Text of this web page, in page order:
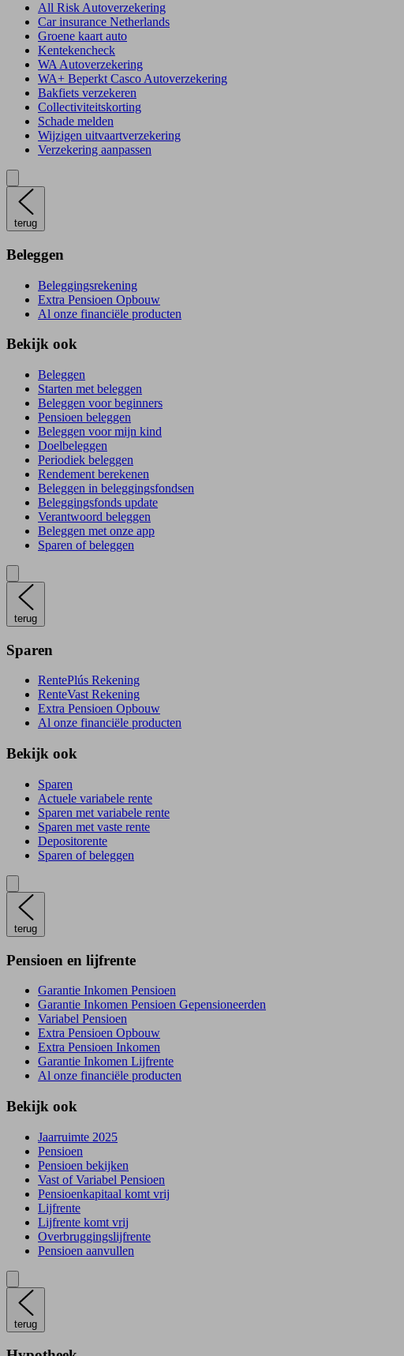
All Risk Autoverzekering
Car insurance Netherlands
Groene kaart auto
Kentekencheck
WA Autoverzekering
WA+ Beperkt Casco Autoverzekering
Bakfiets verzekeren
Collectiviteitskorting
Schade melden
Wijzigen uitvaartverzekering
Verzekering aanpassen
terug
Beleggen
Beleggingsrekening
Extra Pensioen Opbouw
Al onze financiële producten
Bekijk ook
Beleggen
Starten met beleggen
Beleggen voor beginners
Pensioen beleggen
Beleggen voor mijn kind
Doelbeleggen
Periodiek beleggen
Rendement berekenen
Beleggen in beleggingsfondsen
Beleggingsfonds update
Verantwoord beleggen
Beleggen met onze app
Sparen of beleggen
terug
Sparen
RentePlús Rekening
RenteVast Rekening
Extra Pensioen Opbouw
Al onze financiële producten
Bekijk ook
Sparen
Actuele variabele rente
Sparen met variabele rente
Sparen met vaste rente
Depositorente
Sparen of beleggen
terug
Pensioen en lijfrente
Garantie Inkomen Pensioen
Garantie Inkomen Pensioen Gepensioneerden
Variabel Pensioen
Extra Pensioen Opbouw
Extra Pensioen Inkomen
Garantie Inkomen Lijfrente
Al onze financiële producten
Bekijk ook
Jaarruimte 2025
Pensioen
Pensioen bekijken
Vast of Variabel Pensioen
Pensioenkapitaal komt vrij
Lijfrente
Lijfrente komt vrij
Overbruggingslijfrente
Pensioen aanvullen
terug